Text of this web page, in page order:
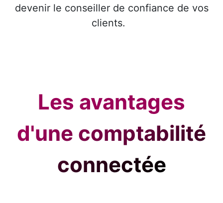
devenir le conseiller de confiance de vos
clients.
Les avantages
d'une comptabilité
connectée